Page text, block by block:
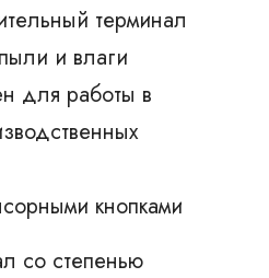
терминал
и влаги
для работы в
кнопками
со степенью